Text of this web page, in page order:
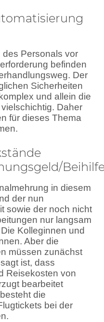
Personals vor
befinden
Der
Sicherheiten
und allein die
Daher
für dieses Thema
in diesem
der nun
sowie der noch nicht
nur langsam
Kolleginnen und
Aber die
müssen zunächst
ist, dass
Reisekosten von
bearbeitet
die
bei der